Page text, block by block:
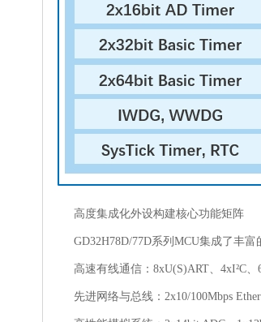
高度集成化外设构建核心功能矩阵
GD32H78D/77D系列MCU集成了丰富
高速有线通信：8xU(S)ART、4xI²C、
先进网络与总线：2x10/100Mbps